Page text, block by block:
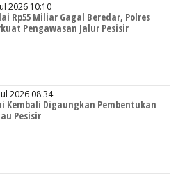
2026 10:10
Rp55 Miliar Gagal Beredar, Polres
Pengawasan Jalur Pesisir
2026 08:34
Kembali Digaungkan Pembentukan
Pesisir